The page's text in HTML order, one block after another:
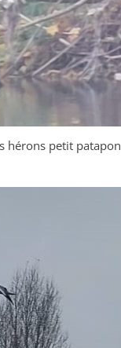
hérons petit patapon